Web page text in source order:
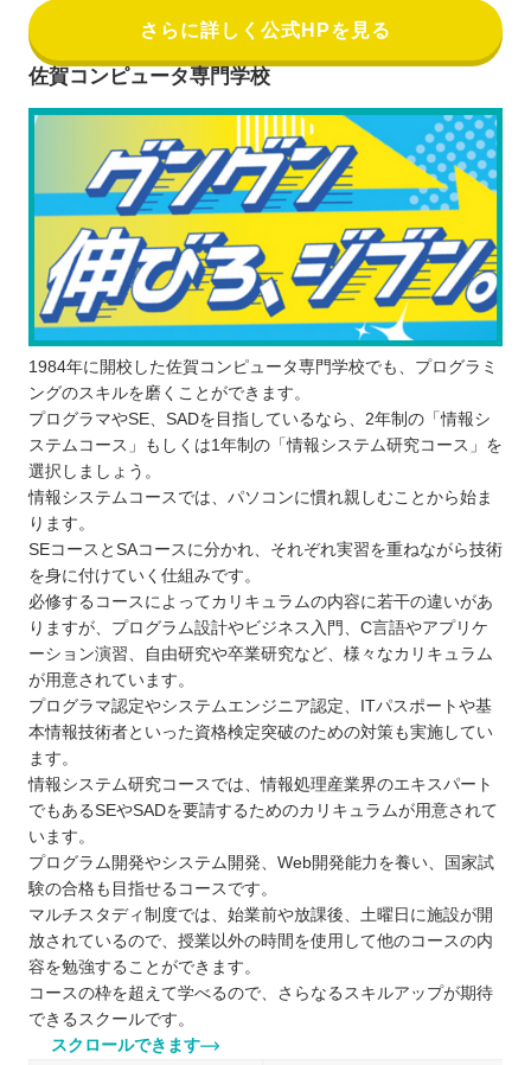
さらに詳しく公式HPを見る
佐賀コンピュータ専門学校
1984年に開校した佐賀コンピュータ専門学校でも、プログラミ
ングのスキルを磨くことができます。
プログラマやSE、SADを目指しているなら、2年制の「情報シ
ステムコース」もしくは1年制の「情報システム研究コース」を
選択しましょう。
情報システムコースでは、パソコンに慣れ親しむことから始ま
ります。
SEコースとSAコースに分かれ、それぞれ実習を重ねながら技術
を身に付けていく仕組みです。
必修するコースによってカリキュラムの内容に若干の違いがあ
りますが、プログラム設計やビジネス入門、C言語やアプリケ
ーション演習、自由研究や卒業研究など、様々なカリキュラム
が用意されています。
プログラマ認定やシステムエンジニア認定、ITパスポートや基
本情報技術者といった資格検定突破のための対策も実施してい
ます。
情報システム研究コースでは、情報処理産業界のエキスパート
でもあるSEやSADを要請するためのカリキュラムが用意されて
います。
プログラム開発やシステム開発、Web開発能力を養い、国家試
験の合格も目指せるコースです。
マルチスタディ制度では、始業前や放課後、土曜日に施設が開
放されているので、授業以外の時間を使用して他のコースの内
容を勉強することができます。
コースの枠を超えて学べるので、さらなるスキルアップが期待
できるスクールです。
スクロールできます